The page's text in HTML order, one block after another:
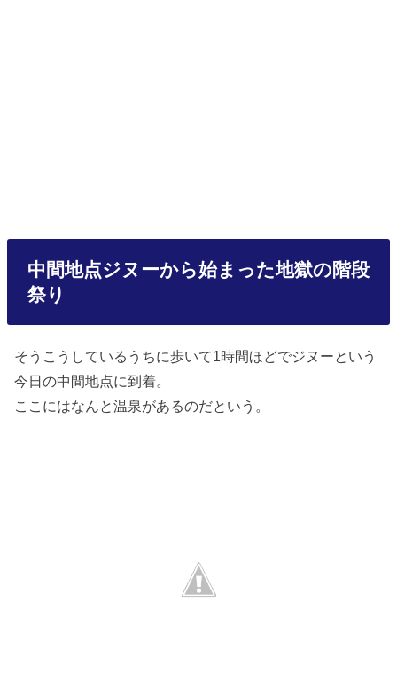
中間地点ジヌーから始まった地獄の階段
祭り
そうこうしているうちに歩いて1時間ほどでジヌーという
今日の中間地点に到着。
ここにはなんと温泉があるのだという。